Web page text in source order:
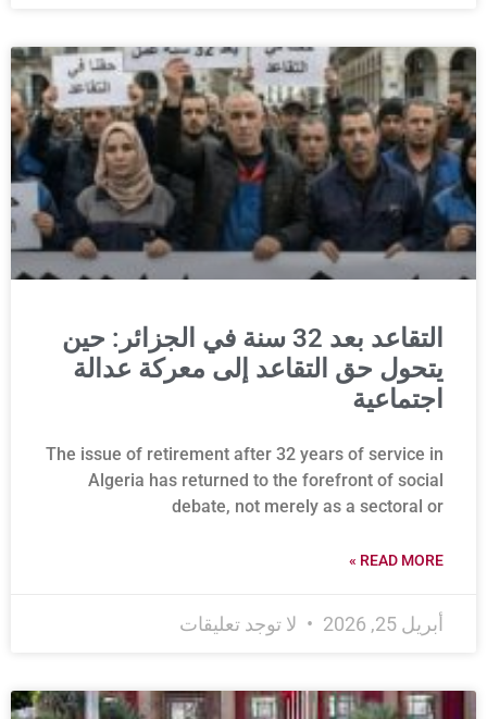
التقاعد بعد 32 سنة في الجزائر: حين
يتحول حق التقاعد إلى معركة عدالة
اجتماعية
The issue of retirement after 32 years of service in
Algeria has returned to the forefront of social
debate, not merely as a sectoral or
READ MORE »
أبريل 25, 2026 لا توجد تعليقات